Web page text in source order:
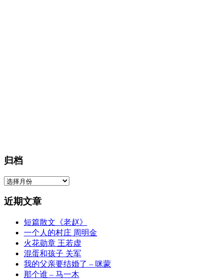
归档
归
近期文章
短篇散文《老赵》
一个人的村庄 周明金
火花勋章 王若虚
混蛋和孩子 关军
我的父亲要结婚了 – 咪蒙
那个谁 – 马一木